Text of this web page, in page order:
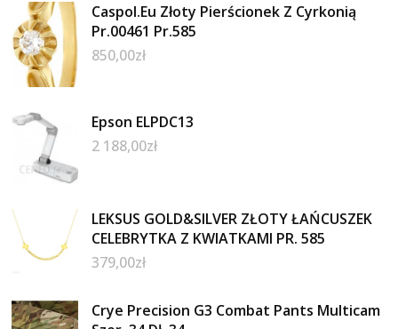
Caspol.Eu Złoty Pierścionek Z Cyrkonią
Pr.00461 Pr.585
850,00zł
Epson ELPDC13
2 188,00zł
LEKSUS GOLD&SILVER ZŁOTY ŁAŃCUSZEK
CELEBRYTKA Z KWIATKAMI PR. 585
379,00zł
Crye Precision G3 Combat Pants Multicam